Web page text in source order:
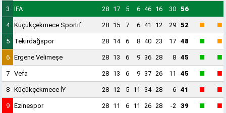
3 İFA 28 17 5 6 46 16 30 56
4 Küçükçekmece Sportif 28 15 7 6 41 12 29 52 ■ ■
5 Tekirdağspor 28 14 6 8 40 23 17 48 ■ ■
6 Ergene Velimeşe 28 13 6 9 36 28 8 45 ■ ■
7 Vefa 28 13 6 9 37 26 11 45 ■ ■
8 Küçükçekmece İY 28 12 5 11 34 28 6 41 ■ ■
9 Ezinespor 28 11 6 11 26 28 -2 39 ■ ■